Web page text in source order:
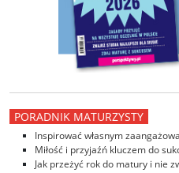
PORADNIK MATURZYSTY
Inspirować własnym
Miłość i przyjaźń kluczem do
Jak przeżyć rok do matury i nie